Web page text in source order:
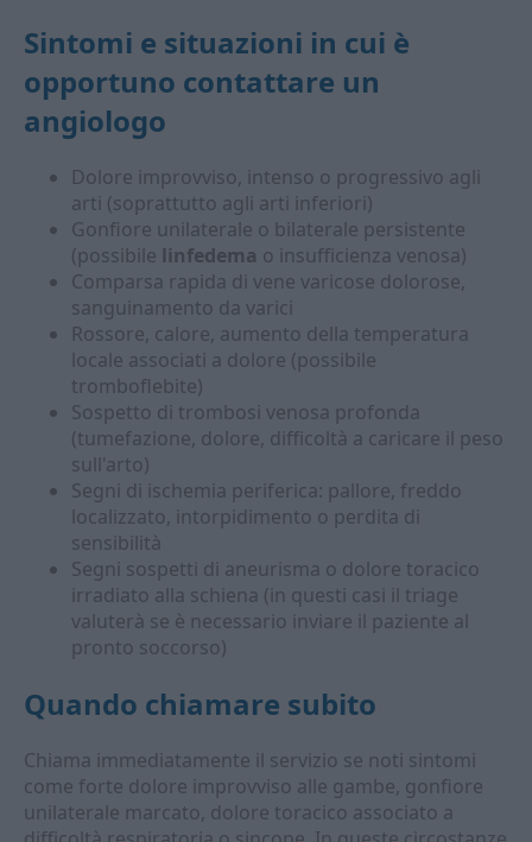
Sintomi e situazioni in cui è
opportuno contattare un
angiologo
Dolore improvviso, intenso o progressivo agli
arti (soprattutto agli arti inferiori)
Gonfiore unilaterale o bilaterale persistente
(possibile linfedema o insufficienza venosa)
Comparsa rapida di vene varicose dolorose,
sanguinamento da varici
Rossore, calore, aumento della temperatura
locale associati a dolore (possibile
tromboflebite)
Sospetto di trombosi venosa profonda
(tumefazione, dolore, difficoltà a caricare il peso
sull'arto)
Segni di ischemia periferica: pallore, freddo
localizzato, intorpidimento o perdita di
sensibilità
Segni sospetti di aneurisma o dolore toracico
irradiato alla schiena (in questi casi il triage
valuterà se è necessario inviare il paziente al
pronto soccorso)
Quando chiamare subito
Chiama immediatamente il servizio se noti sintomi
come forte dolore improvviso alle gambe, gonfiore
unilaterale marcato, dolore toracico associato a